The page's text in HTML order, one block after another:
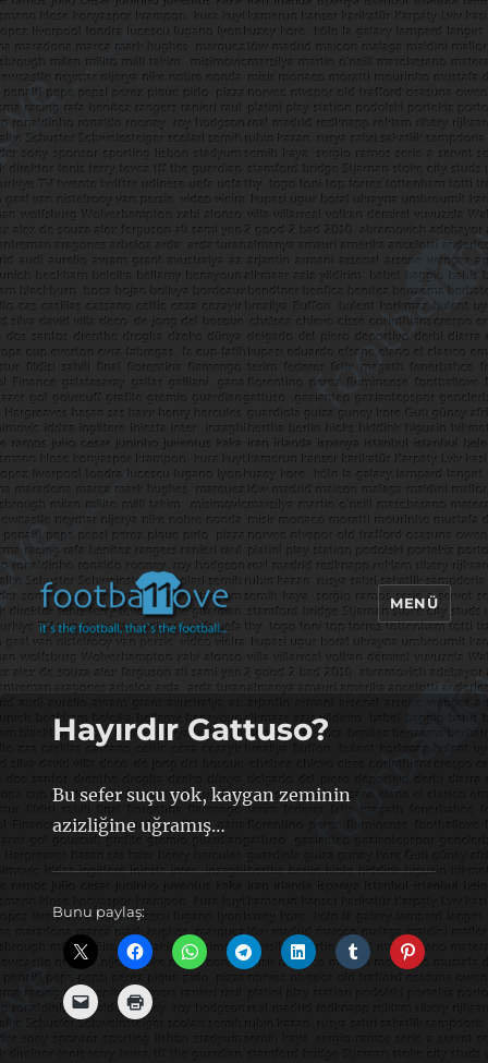
footbaLLove
MENÜ
Hayırdır Gattuso?
Bu sefer suçu yok, kaygan zeminin
azizliğine uğramış…
Bunu paylaş: